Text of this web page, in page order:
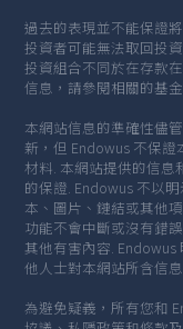
過去的表現並不能保證
投資者可能無法取回投
投資組合不同於在存款
信息，請參閱相關的基
本網站信息的準確性儘
新，但 Endowus 不保
材料. 本網站提供的信
的保證. Endowus 不以
本、圖片、鏈結或其他
功能不會中斷或沒有錯
其他有害內容.
他人士對本網站所含信
為避免疑義，所有您和